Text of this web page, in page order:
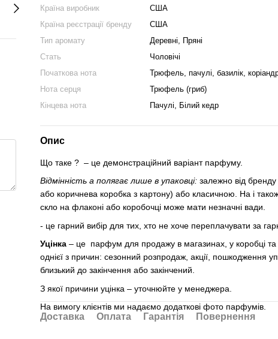
Країна виробник
США
Країна реєстрації бренду
США
Тип аромату
Деревні, Пряні
Стать
Чоловічі
Початкова нота
Трюфель, пачулі, базилік,
Нота серця
Трюфель (гриб)
Кінцева нота
Пачулі, Білий кедр
Опис
Що таке ? – це демонстраційний варіант парфуму.
Відмінність а полягає лише в упаковці: залежно від
або коричнева коробка з картону) або класичною. На і
скло на флаконі або коробочці може мати незначні вади.
- це гарний вибір для тих, хто не хоче переплачувати за
Уцінка – це парфум для продажу в магазинах, у коробці та
однієї з причин: сезонний розпродаж, акції, пошкодження
близький до закінчення або закінчений.
З якої причини уцінка – уточнюйте у менеджера.
На вимогу клієнтів ми надаємо додаткові фото парфумів.
Доставка Оплата Гарантія Повернення